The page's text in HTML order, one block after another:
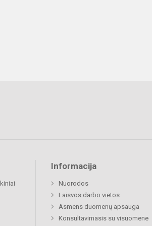
Informacija
Nuorodos
Laisvos darbo vietos
Asmens duomenų apsauga
Konsultavimasis su visuomene